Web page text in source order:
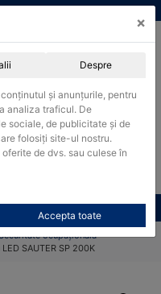
sistemul SEAP / SICAP
CAUTARE
CONTACT
ocupațională
SAUTER SP 200K
×
Despre
și anunțurile, pentru
analiza traficul. De
sociale, de publicitate și de
folosiți site-ul nostru.
de dvs. sau culese în
Accepta toate